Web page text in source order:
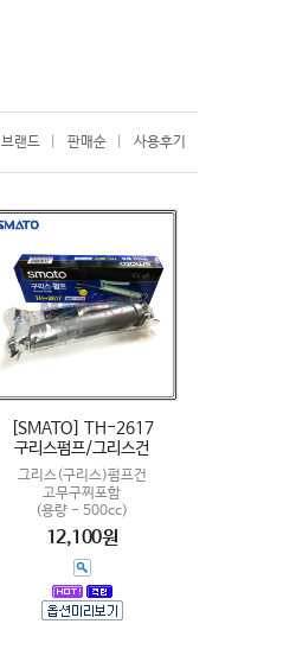
브랜드 판매순 사용후기
[SMATO] TH-2617
구리스펌프/그리스건
그리스(구리스)펌프건
고무구찌포함
(용량 - 500cc)
12,100원